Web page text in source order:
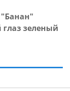
зеленый